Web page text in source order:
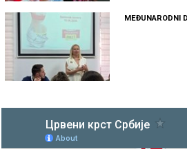
MEĐUNARODNI